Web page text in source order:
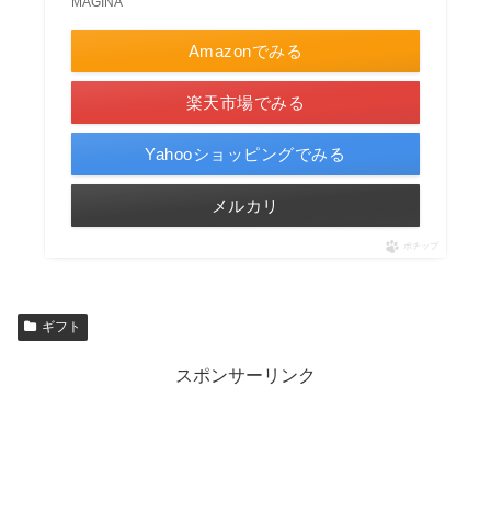
Amazonでみる
楽天市場でみる
Yahooショッピングでみる
メルカリ
ポチップ
ギフト
スポンサーリンク